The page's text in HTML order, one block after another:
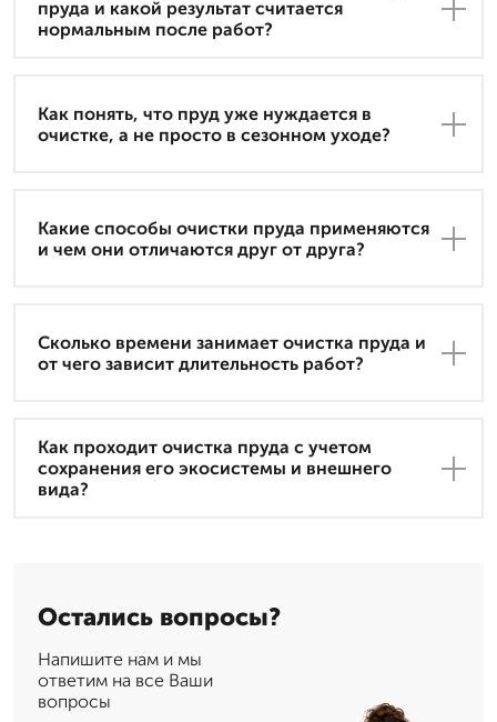
пруда и какой результат считается
нормальным после работ?
Как понять, что пруд уже нуждается в
очистке, а не просто в сезонном уходе?
Какие способы очистки пруда применяются
и чем они отличаются друг от друга?
Сколько времени занимает очистка пруда и
от чего зависит длительность работ?
Как проходит очистка пруда с учетом
сохранения его экосистемы и внешнего
вида?
Остались вопросы?
Напишите нам и мы
ответим на все Ваши
вопросы